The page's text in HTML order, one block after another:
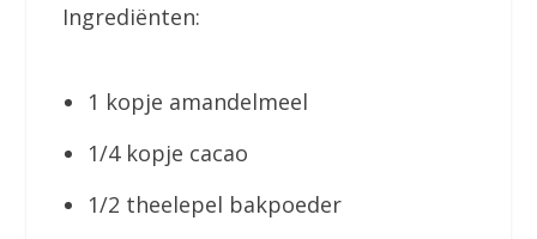
Ingrediënten:
1 kopje amandelmeel
1/4 kopje cacao
1/2 theelepel bakpoeder